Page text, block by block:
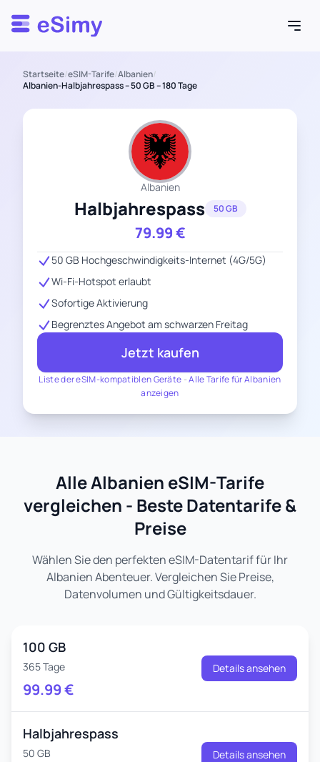
Esimy
Startseite/eSIM-Tarife/Albanien/
Albanien-Halbjahrespass – 50 GB – 180 Tage
Albanien
Halbjahrespass 50 GB
79.99€
Liste der eSIM-kompatiblen Geräte -Alle Tarife für Albanien
anzeigen
50 GB Hochgeschwindigkeits-Internet (4G/5G)
Wi-Fi-Hotspot erlaubt
Sofortige Aktivierung
Begrenztes Angebot am schwarzen Freitag
Jetzt kaufen
Alle Albanien eSIM-Tarife
vergleichen - Beste Datentarife &
Preise
Wählen Sie den perfekten eSIM-Datentarif für Ihr
Albanien Abenteuer. Vergleichen Sie Preise,
Datenvolumen und Gültigkeitsdauer.
100 GB
365 Tage
99.99€
Details ansehen
Halbjahrespass
50 GB Details ansehen